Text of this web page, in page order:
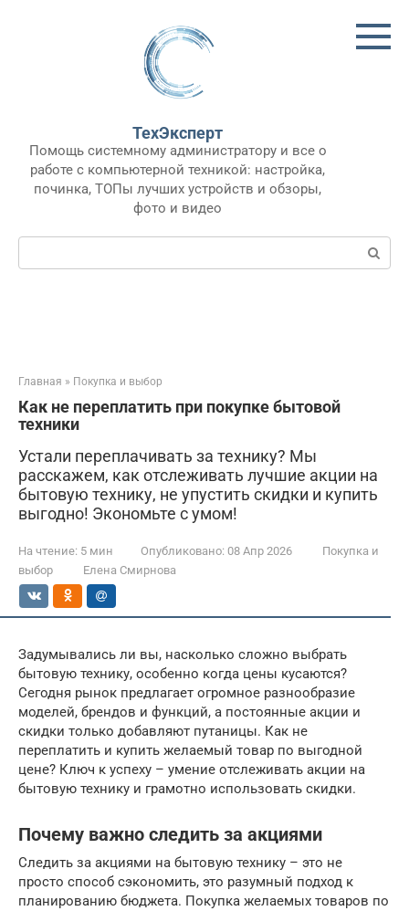
ТехЭксперт
Помощь системному администратору и все о
работе с компьютерной техникой: настройка,
починка, ТОПы лучших устройств и обзоры,
фото и видео
Поиск:
Главная » Покупка и выбор
Как не переплатить при покупке бытовой
техники
Устали переплачивать за технику? Мы
расскажем, как отслеживать лучшие акции на
бытовую технику, не упустить скидки и купить
выгодно! Экономьте с умом!
На чтение: 5 мин Опубликовано: 08 Апр 2026
Покупка и
выбор
Елена Смирнова
Задумывались ли вы, насколько сложно выбрать
бытовую технику, особенно когда цены кусаются?
Сегодня рынок предлагает огромное разнообразие
моделей, брендов и функций, а постоянные акции и
скидки только добавляют путаницы. Как не
переплатить и купить желаемый товар по выгодной
цене? Ключ к успеху – умение отслеживать акции на
бытовую технику и грамотно использовать скидки.
Почему важно следить за акциями
Следить за акциями на бытовую технику – это не
просто способ сэкономить, это разумный подход к
планированию бюджета. Покупка желаемых товаров по